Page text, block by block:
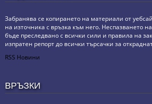
Забранява се копирането на материали от
на източника с връзка към него. Неспазването
бъде преследвано с всички сили и правила на
изпратен репорт до всички търсачки за
RSS Новини
ВРЪЗКИ